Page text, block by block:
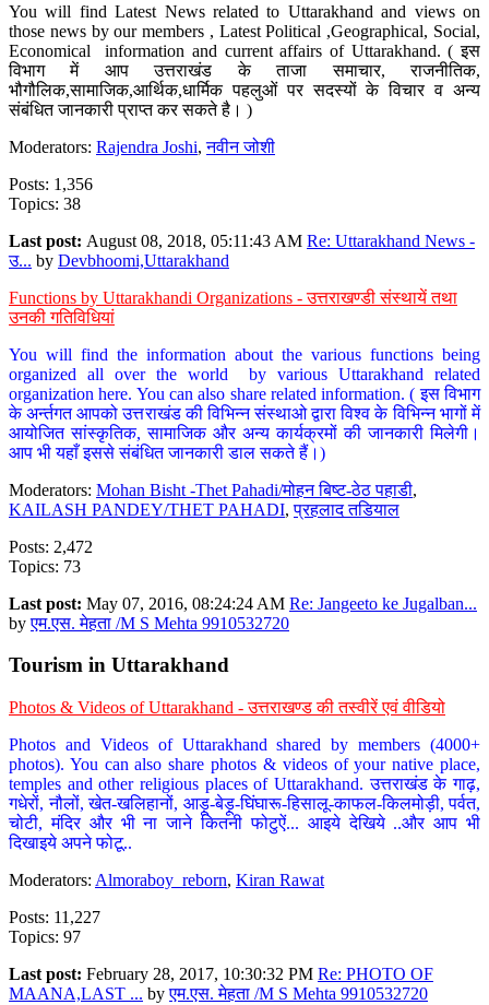
You will find Latest News related to Uttarakhand and views on
those news by our members , Latest Political ,Geographical, Social,
Economical information and current affairs of Uttarakhand. ( इस
विभाग में आप उत्तराखंड के ताजा समाचार, राजनीतिक,
भौगौलिक,सामाजिक,आर्थिक,धार्मिक पहलुओं पर सदस्यों के विचार व अन्य
संबंधित जानकारी प्राप्त कर सकते है। )
Moderators: Rajendra Joshi,नवीन जोशी
Posts: 1,356
Topics: 38
Last post: August 08, 2018, 05:11:43 AM Re: Uttarakhand News -
उ... by Devbhoomi,Uttarakhand
Functions by Uttarakhandi Organizations - उत्तराखण्डी संस्थायें तथा
उनकी गतिविधियां
You will find the information about the various functions being
organized all over the world by various Uttarakhand related
organization here. You can also share related information. ( इस विभाग
के अर्न्तगत आपको उत्तराखंड की विभिन्न संस्थाओ द्वारा विश्व के विभिन्न भागों में
आयोजित सांस्कृतिक, सामाजिक और अन्य कार्यक्रमों की जानकारी मिलेगी।
आप भी यहाँ इससे संबंधित जानकारी डाल सकते हैं।)
Moderators: Mohan Bisht -Thet Pahadi/मोहन बिष्ट-ठेठ पहाडी,
KAILASH PANDEY/THET PAHADI,प्रहलाद तडियाल
Posts: 2,472
Topics: 73
Last post: May 07, 2016, 08:24:24 AM Re: Jangeeto ke Jugalban...
byएम.एस. मेहता /M S Mehta 9910532720
Tourism in Uttarakhand
Photos & Videos of Uttarakhand - उत्तराखण्ड की तस्वीरें एवं वीडियो
Photos and Videos of Uttarakhand shared by members (4000+
photos). You can also share photos & videos of your native place,
temples and other religious places of Uttarakhand. उत्तराखंड के गाढ़,
गधेरों, नौलों, खेत-खलिहानों, आड़ू-बेड़ू-घिंघारू-हिसालू-काफल-किलमोड़ी, पर्वत,
चोटी, मंदिर और भी ना जाने कितनी फोटुऐं... आइये देखिये ..और आप भी
दिखाइये अपने फोटू..
Moderators: Almoraboy_reborn, Kiran Rawat
Posts: 11,227
Topics: 97
Last post: February 28, 2017, 10:30:32 PM Re: PHOTO OF
MAANA,LAST ... byएम.एस. मेहता /M S Mehta 9910532720